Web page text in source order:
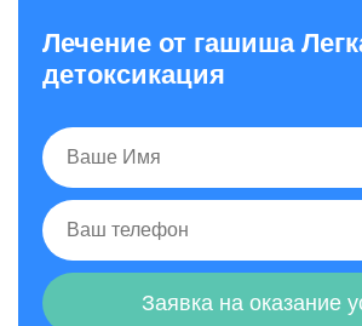
Лечение от гашиша
детоксикация
Заявка на оказание